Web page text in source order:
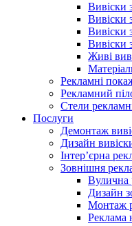
Вивіски
Вивіски
Вивіски
Вивіски
Живі
Рекламні
Рекламний
Стели
Послуги
Демонтаж
Дизайн
Інтер’єрна
Зовнішня
Вулична
Дизайн
Монтаж
Реклама